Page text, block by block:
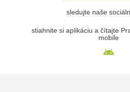
sledujte naše
stiahnite si aplikáciu a čítajte
mobile